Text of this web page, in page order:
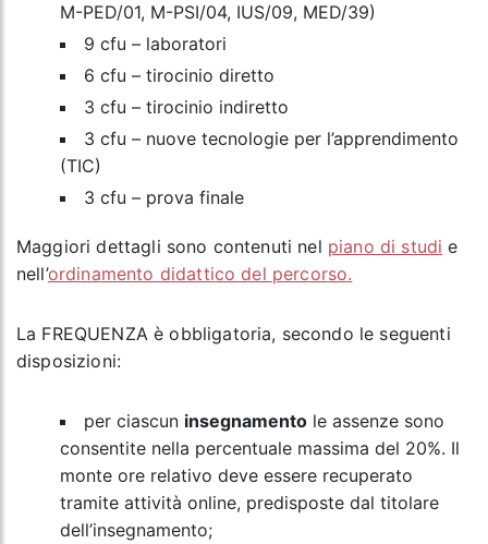
M-PED/01, M-PSI/04, IUS/09, MED/39)
9 cfu – laboratori
6 cfu – tirocinio diretto
3 cfu – tirocinio indiretto
3 cfu – nuove tecnologie per l’apprendimento
(TIC)
3 cfu – prova finale
Maggiori dettagli sono contenuti nel piano di studi e
nell’ordinamento didattico del percorso.
La FREQUENZA è obbligatoria, secondo le seguenti
disposizioni:
per ciascun insegnamento le assenze sono
consentite nella percentuale massima del 20%. Il
monte ore relativo deve essere recuperato
tramite attività online, predisposte dal titolare
dell’insegnamento;